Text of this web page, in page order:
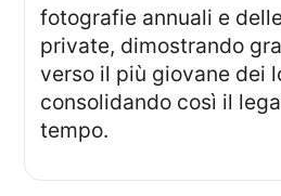
fotografie annuali e
private, dimostrando
verso il più giovane dei
consolidando così il
tempo.